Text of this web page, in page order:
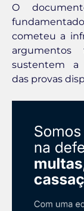
O
cometeu a
sustentem a
das provas